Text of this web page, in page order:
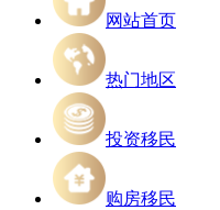
网站首页
热门地区
投资移民
购房移民